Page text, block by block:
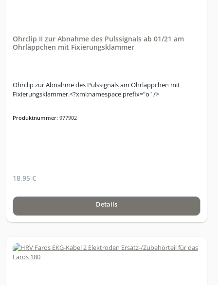
Ohrclip II zur Abnahme des Pulssignals ab 01/21 am
Ohrläppchen mit Fixierungsklammer
Ohrclip zur Abnahme des Pulssignals am Ohrläppchen mit
Fixierungsklammer.<?xml:namespace prefix="o" />
Produktnummer: 977902
18,95 €
Details